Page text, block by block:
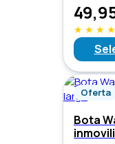
★ ★ ★ ★
Oferta
Bota